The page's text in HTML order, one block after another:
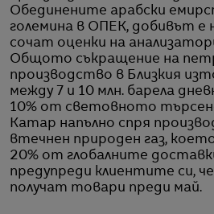
Обединените арабски
големина в ОПЕК, добивът е
сочат оценки на
Общото съкращение на
производство в Близкия
между 7 и 10 млн. барела
10% от световното
Катар напълно спря
втечнен природен газ,
20% от глобалните
предупреди клиентите си,
получат товари преди май.